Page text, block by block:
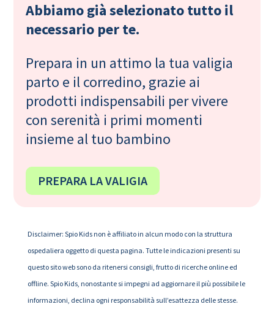
Abbiamo già selezionato tutto il
necessario per te.
Prepara in un attimo la tua valigia
parto e il corredino, grazie ai
prodotti indispensabili per vivere
con serenità i primi momenti
insieme al tuo bambino
PREPARA LA VALIGIA
Disclaimer: Spio Kids non è affiliato in alcun modo con la struttura
ospedaliera oggetto di questa pagina. Tutte le indicazioni presenti su
questo sito web sono da ritenersi consigli, frutto di ricerche online ed
offline. Spio Kids, nonostante si impegni ad aggiornare il più possibile le
informazioni, declina ogni responsabilità sull’esattezza delle stesse.